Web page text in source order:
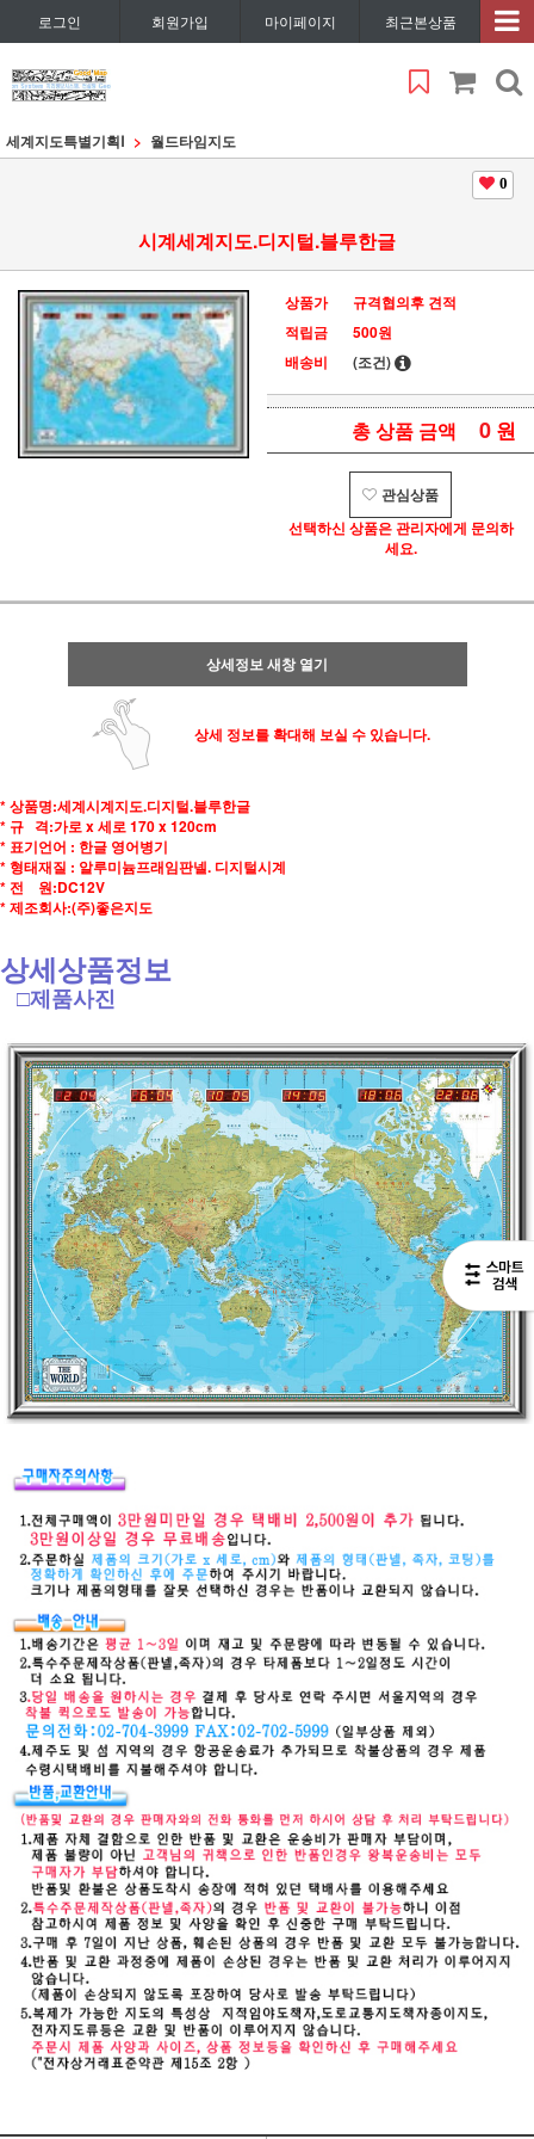
로그인 회원가입 마이페이지 최근본상품
세계지도특별기획Ⅰ 월드타임지도
0
시계세계지도.디지털.블루한글
상품가
규격협의후 견적
적립금
500원
배송비
(조건)
총 상품 금액 0 원
관심상품
선택하신 상품은 관리자에게 문의하
세요.
상세정보 새창 열기
상세 정보를 확대해 보실 수 있습니다.
* 상품명:세계시계지도.디지털.블루한글
* 규 격:가로 x 세로 170 x 120cm
* 표기언어 : 한글 영어병기
* 형태재질 : 알루미늄프래임판넬. 디지털시계
* 전 원:DC12V
* 제조회사:(주)좋은지도
상세상품정보
□제품사진